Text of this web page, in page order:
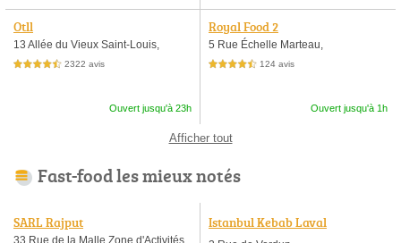
Otll
13 Allée du Vieux Saint-Louis,
4,5 étoiles sur 5 2322 avis
Ouvert jusqu'à 23h
Royal Food 2
5 Rue Échelle Marteau,
4,5 étoiles sur 5 124 avis
Ouvert jusqu'à 1h
Afficher tout
Fast-food les mieux notés
SARL Rajput
33 Rue de la Malle Zone d'Activités
Istanbul Kebab Laval